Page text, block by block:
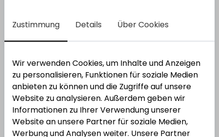
FISCHERTürstopper TS 8 S
FISCHERZykon-Bolzenanker FZA 18 x 80
M12/25 A4
Zustimmung Details Über Cookies
Wir verwenden Cookies, um Inhalte und Anzeigen
zu personalisieren, Funktionen für soziale Medien
anbieten zu können und die Zugriffe auf unsere
Website zu analysieren. Außerdem geben wir
Informationen zu Ihrer Verwendung unserer
Website an unsere Partner für soziale Medien,
Werbung und Analysen weiter. Unsere Partner